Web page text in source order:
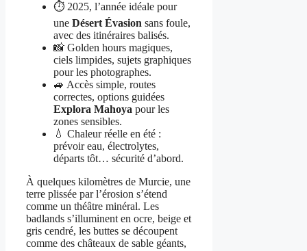
⏱️ 2025, l’année idéale pour
une Désert Évasion sans foule,
avec des itinéraires balisés.
📸 Golden hours magiques,
ciels limpides, sujets graphiques
pour les photographes.
🚙 Accès simple, routes
correctes, options guidées
Explora Mahoya pour les
zones sensibles.
💧 Chaleur réelle en été :
prévoir eau, électrolytes,
départs tôt… sécurité d’abord.
À quelques kilomètres de Murcie, une
terre plissée par l’érosion s’étend
comme un théâtre minéral. Les
badlands s’illuminent en ocre, beige et
gris cendré, les buttes se découpent
comme des châteaux de sable géants,